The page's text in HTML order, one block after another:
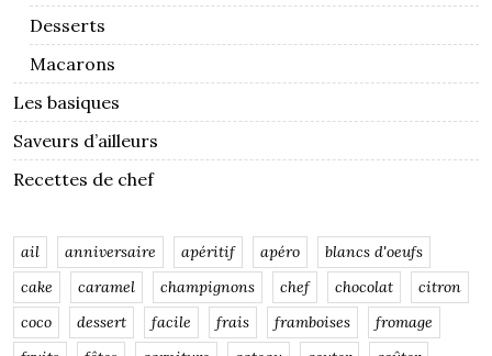
Desserts
Macarons
Les basiques
Saveurs d’ailleurs
Recettes de chef
ail anniversaire apéritif apéro
blancs d'oeufs
cake
caramel champignons chef chocolat
citron
coco
dessert facile frais framboises
fromage